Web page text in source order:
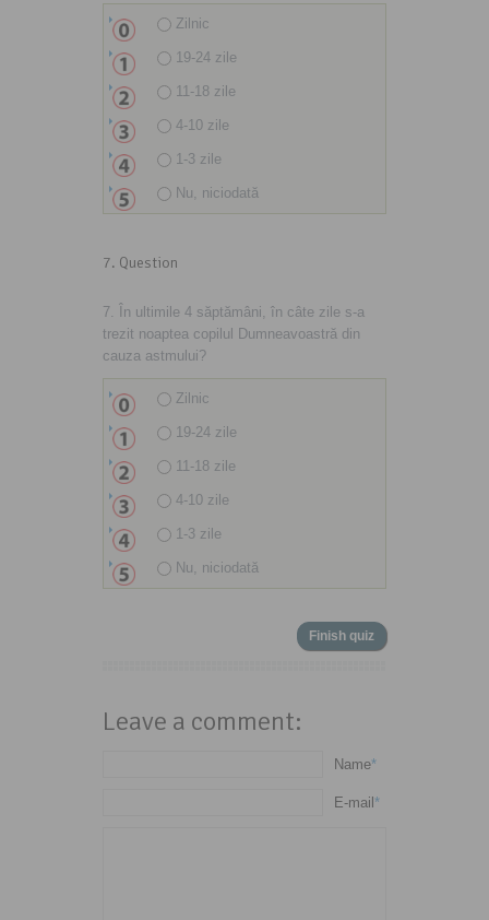
Zilnic
19-24 zile
11-18 zile
4-10 zile
1-3 zile
Nu, niciodată
7. Question
7. În ultimile 4 săptămâni, în câte zile s-a
trezit noaptea copilul Dumneavoastră din
cauza astmului?
Zilnic
19-24 zile
11-18 zile
4-10 zile
1-3 zile
Nu, niciodată
Leave a comment:
Name*
E-mail *